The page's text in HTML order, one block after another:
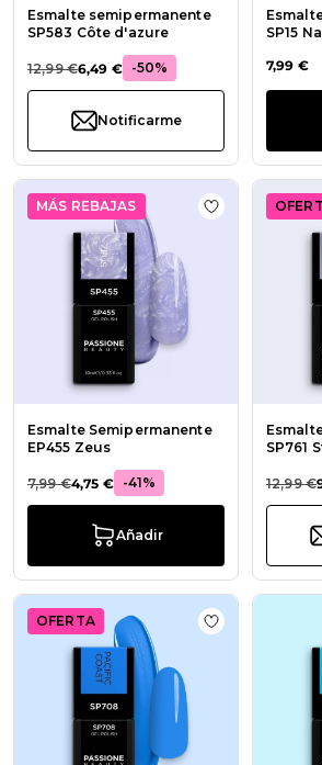
Esmalte semipermanente
SP583 Côte d'azure
12,99 €6,49 € -50%
Notificarme
SP15
7,99 €
MÁS REBAJAS
Esmalte Semipermanente
EP455 Zeus
7,99 €4,75 € -41%
Añadir
Añadir a la
SP761
12,99 €
OFERTA Añadir a la